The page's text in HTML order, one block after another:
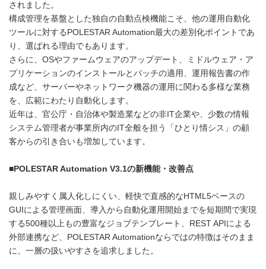
されました。
構成管理を基盤とした独自の自動点検機能こそ、他の運用自動化
ツールに対するPOLESTAR Automation最大の差別化ポイントであ
り、選ばれる理由でもあります。
さらに、OSやファームウェアのアップデート、ミドルウェア・ア
プリケーションのインストールとパッチの適用、運用報告書の作
成など、サーバーやネットワーク機器の運用に関わる多様な業務
を、広範にわたり自動化します。
近年は、官公庁・自治体や製造業などの非IT企業や、少数の情報
システム管理者が事業所内のIT全般を担う「ひとり情シス」の顧
客からの引き合いも増加しています。
■POLESTAR Automation V3.1の新機能・改善点
親しみやすく属人化しにくい、軽快で直感的なHTML5ベースの
GUIによる管理画面、導入から自動化運用開始までを短期間で実現
する500種以上もの豊富なジョブテンプレート、REST APIによる
外部連携など、POLESTAR Automationならではの特徴はそのまま
に、一層の扱いやすさを追求しました。